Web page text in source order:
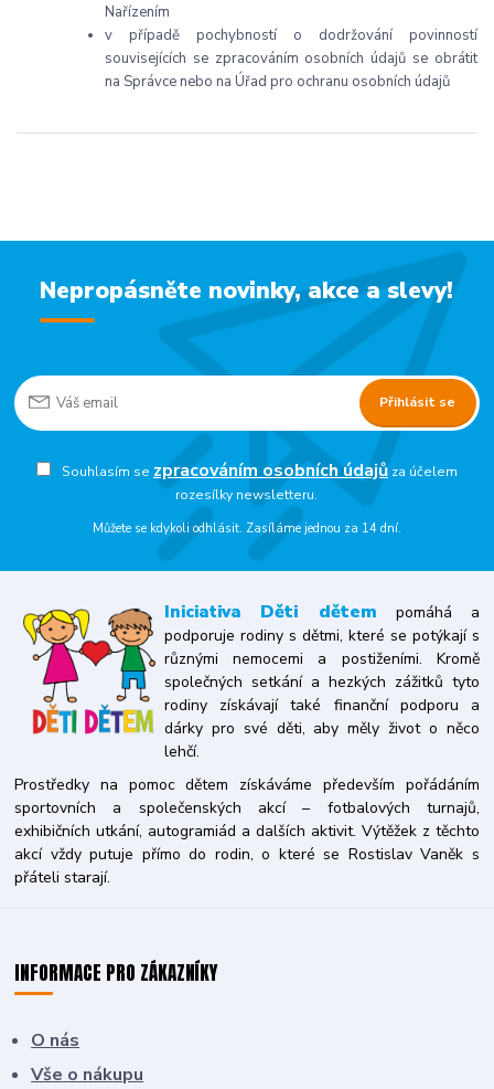
Nařízením
v případě pochybností o dodržování povinností
souvisejících se zpracováním osobních údajů se obrátit
na Správce nebo na Úřad pro ochranu osobních údajů
Nepropásněte novinky, akce a slevy!
Přihlásit se
Souhlasím se zpracováním osobních údajůza účelem
rozesílky newsletteru.
Můžete se kdykoli odhlásit. Zasíláme jednou za 14 dní.
Iniciativa Děti dětem pomáhá a
podporuje rodiny s dětmi, které se potýkají s
různými nemocemi a postiženími. Kromě
společných setkání a hezkých zážitků tyto
rodiny získávají také finanční podporu a
dárky pro své děti, aby měly život o něco
lehčí.
Prostředky na pomoc dětem získáváme především pořádáním
sportovních a společenských akcí – fotbalových turnajů,
exhibičních utkání, autogramiád a dalších aktivit. Výtěžek z těchto
akcí vždy putuje přímo do rodin, o které se Rostislav Vaněk s
přáteli starají.
INFORMACE PRO ZÁKAZNÍKY
O nás
Vše o nákupu